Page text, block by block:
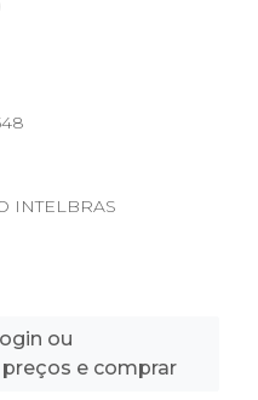
INTELBRAS
ou
e comprar